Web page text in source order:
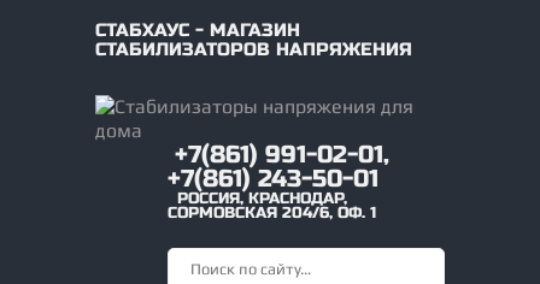
СТАБХАУС - МАГАЗИН
СТАБИЛИЗАТОРОВ НАПРЯЖЕНИЯ
+7(861) 991-02-01,
+7(861) 243-50-01
РОССИЯ,КРАСНОДАР,
СОРМОВСКАЯ 204/6, ОФ. 1